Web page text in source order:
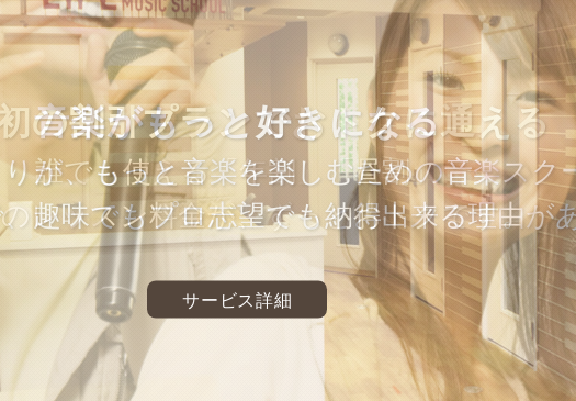
音楽がもっと好きになる
が、もっと音楽を楽しむための音楽スク
趣味でもプロ志望でも納得出来る理由が
サービス詳細
の割引プランでおトクに通える
誰でも使える「年割」「昼割」
レッスン料金が、ずっとおトクです。
サービス詳細